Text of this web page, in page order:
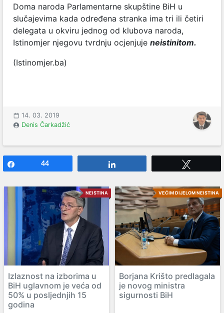
Doma naroda Parlamentarne skupštine BiH u
slučajevima kada određena stranka ima tri ili četiri
delegata u okviru jednog od klubova naroda,
Istinomjer njegovu tvrdnju ocjenjuje neistinitom.
(Istinomjer.ba)
14. 03. 2019
Denis Čarkadžić
44
NEISTINA
Izlaznost na izborima u
BiH uglavnom je veća od
50% u posljednjih 15
godina
VEĆIM DIJELOM NEISTINA
Borjana Krišto predlagala
je novog ministra
sigurnosti BiH